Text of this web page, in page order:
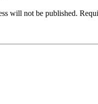
will not be published.